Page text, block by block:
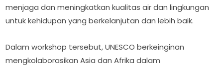
menjaga dan meningkatkan kualitas air dan lingkungan
untuk kehidupan yang berkelanjutan dan lebih baik.
Dalam workshop tersebut, UNESCO berkeinginan
mengkolaborasikan Asia dan Afrika dalam